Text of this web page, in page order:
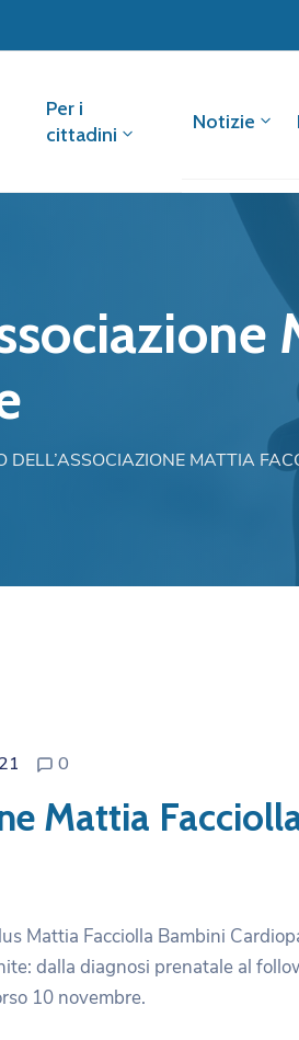
Per i
cittadini
Notizie
DELL’ASSOCIAZIONE MATTIA
0
Mattia
Mattia Facciolla Bambini
dalla diagnosi prenatale al
10 novembre.